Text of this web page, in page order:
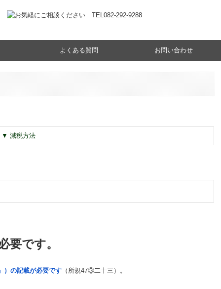
よくある質問 お問い合わせ
▼ 減税方法
要です。
）の記載が必要です （所規47③二十三）。